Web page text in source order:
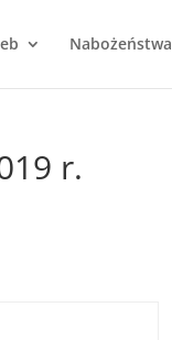
Nabożeństwa
r.